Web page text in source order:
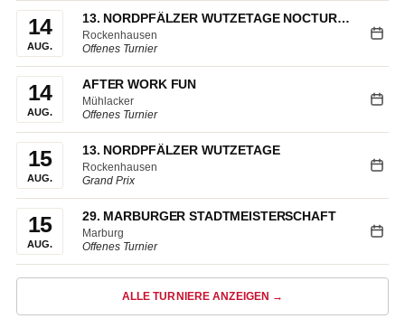
14
AUG.
13. NORDPFÄLZER WUTZETAGE NOCTURNE
Rockenhausen
Offenes Turnier
14
AUG.
AFTER WORK FUN
Mühlacker
Offenes Turnier
15
AUG.
13. NORDPFÄLZER WUTZETAGE
Rockenhausen
Grand Prix
15
AUG.
29. MARBURGER STADTMEISTERSCHAFT
Marburg
Offenes Turnier
ALLE TURNIERE ANZEIGEN →